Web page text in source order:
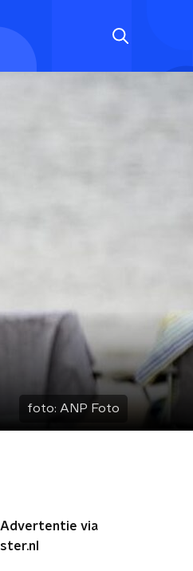
foto: ANP Foto
Advertentie via
ster.nl